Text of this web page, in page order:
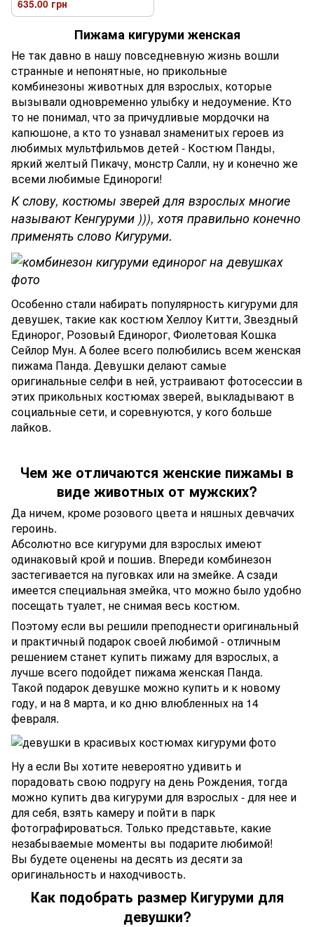
635.00 грн
Пижама кигуруми женская
Не так давно в нашу повседневную жизнь вошли
странные и непонятные, но прикольные
комбинезоны животных для взрослых, которые
вызывали одновременно улыбку и недоумение. Кто
то не понимал, что за причудливые мордочки на
капюшоне, а кто то узнавал знаменитых героев из
любимых мультфильмов детей - Костюм Панды,
яркий желтый Пикачу, монстр Салли, ну и конечно же
всеми любимые Единороги!
К слову, костюмы зверей для взрослых многие
называют Кенгуруми ))), хотя правильно конечно
применять слово Кигуруми.
Особенно стали набирать популярность кигуруми для
девушек, такие как костюм Хеллоу Китти, Звездный
Единорог, Розовый Единорог, Фиолетовая Кошка
Сейлор Мун. А более всего полюбились всем женская
пижама Панда. Девушки делают самые
оригинальные селфи в ней, устраивают фотосессии в
этих прикольных костюмах зверей, выкладывают в
социальные сети, и соревнуются, у кого больше
лайков.
Чем же отличаются женские пижамы в
виде животных от мужских?
Да ничем, кроме розового цвета и няшных девчачих
героинь.
Абсолютно все кигуруми для взрослых имеют
одинаковый крой и пошив. Впереди комбинезон
застегивается на пуговках или на змейке. А сзади
имеется специальная змейка, что можно было удобно
посещать туалет, не снимая весь костюм.
Поэтому если вы решили преподнести оригинальный
и практичный подарок своей любимой - отличным
решением станет купить пижаму для взрослых, а
лучше всего подойдет пижама женская Панда.
Такой подарок девушке можно купить и к новому
году, и на 8 марта, и ко дню влюбленных на 14
февраля.
Ну а если Вы хотите невероятно удивить и
порадовать свою подругу на день Рождения, тогда
можно купить два кигуруми для взрослых - для нее и
для себя, взять камеру и пойти в парк
фотографироваться. Только представьте, какие
незабываемые моменты вы подарите любимой!
Вы будете оценены на десять из десяти за
оригинальность и находчивость.
Как подобрать размер Кигуруми для
девушки?